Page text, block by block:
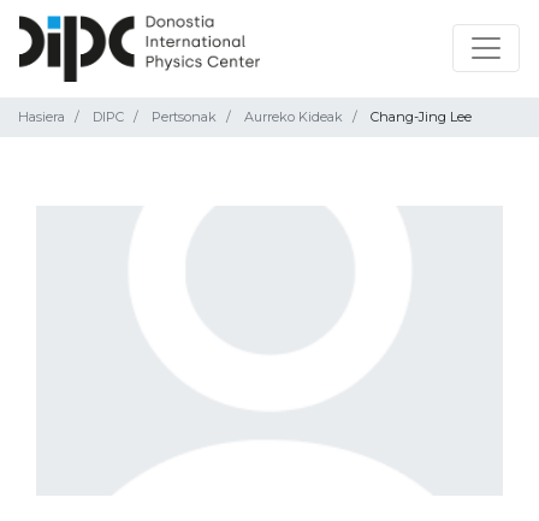
Hasiera DIPC Pertsonak Aurreko Kideak Chang-Jing Lee